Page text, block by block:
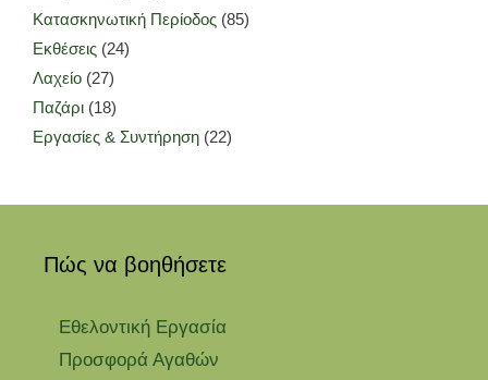
Κατασκηνωτική Περίοδος (85)
Εκθέσεις (24)
Λαχείο (27)
Παζάρι (18)
Εργασίες & Συντήρηση (22)
Πώς να βοηθήσετε
Εθελοντική Εργασία
Προσφορά Αγαθών